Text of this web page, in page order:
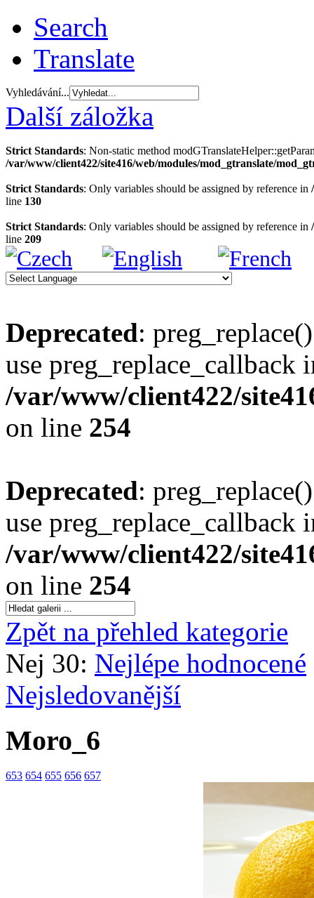
Search
Translate
Vyhledávání...
Další záložka
Strict Standards: Non-static method
/var/www/client422/site416/web/modules/mod_gtranslate/
Strict Standards: Only variables should be assigned by reference in
line 130
Strict Standards: Only variables should be assigned by reference in
line 209
Deprecated:
use preg_replace_callback
/var/www/client422/
on line 254
Deprecated:
use preg_replace_callback
/var/www/client422/
on line 254
Zpět na přehled kategorie
Nej 30: Nejlépe hodnocené
Nejsledovanější
Moro_6
653 654 655 656 657